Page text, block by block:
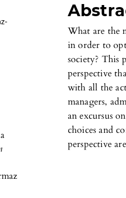
What are the
in order to
society? This
perspective
with all the
managers,
an excursus
choices and
perspective